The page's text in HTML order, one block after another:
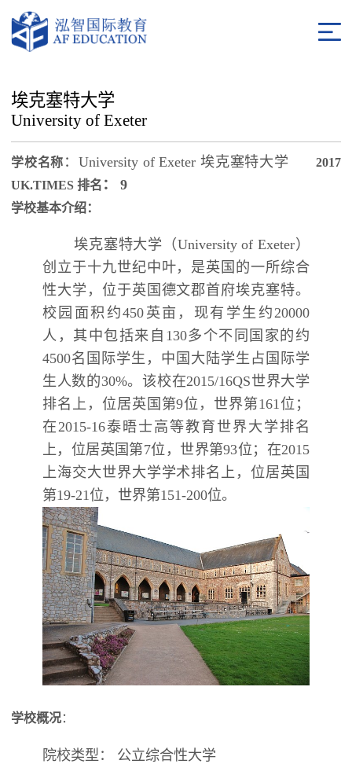
埃克塞特大学
University of Exeter
学校名称 ： University of Exeter 埃克塞特大学 2017
UK.TIMES 排名 ： 9
学校基本介绍：
埃克塞特大学（University of Exeter）
创立于十九世纪中叶，是英国的一所综合
性大学，位于英国德文郡首府埃克塞特。
校园面积约450 英亩，现有学生约 20000
人，其中包括来自 130多个不同国家的约
4500名国际学生，中国大陆学生占国际学
生人数的30%。该校在2015/16QS世界大学
排名上，位居英国第9位，世界第161 位；
在 2015-16泰晤士高等教育世界大学排名
上，位居英国第7位，世界第93位；在2015
上海交大世界大学学术排名上，位居英国
第19-21 位，世界第151-200位。
学校概况：
院校类型： 公立综合性大学